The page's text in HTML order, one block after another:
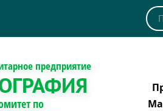
предприятие
по